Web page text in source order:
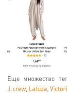
Еще множество
J.crew, Latuza,